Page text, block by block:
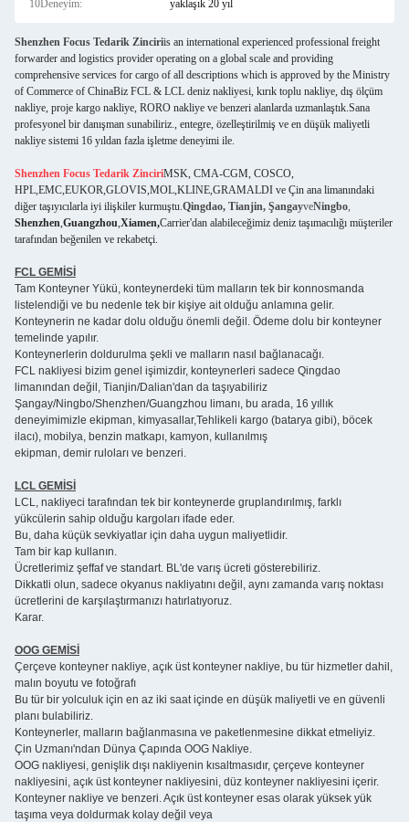
10Deneyim: yaklaşık 20 yıl
Shenzhen Focus Tedarik Zinciriis an international experienced professional freight
forwarder and logistics provider operating on a global scale and providing
comprehensive services for cargo of all descriptions which is approved by the Ministry
of Commerce of ChinaBiz FCL & LCL deniz nakliyesi, kırık toplu nakliye, dış ölçüm
nakliye, proje kargo nakliye, RORO nakliye ve benzeri alanlarda uzmanlaştık.Sana
profesyonel bir danışman sunabiliriz., entegre, özelleştirilmiş ve en düşük maliyetli
nakliye sistemi 16 yıldan fazla işletme deneyimi ile.
Shenzhen Focus Tedarik ZinciriMSK, CMA-CGM, COSCO,
HPL,EMC,EUKOR,GLOVIS,MOL,KLINE,GRAMALDI ve Çin ana limanındaki
diğer taşıyıcılarla iyi ilişkiler kurmuştu.Qingdao, Tianjin, ŞangayveNingbo,
Shenzhen,Guangzhou,Xiamen,Carrier'dan alabileceğimiz deniz taşımacılığı müşteriler
tarafından beğenilen ve rekabetçi.
FCL GEMİSİ
Tam Konteyner Yükü, konteynerdeki tüm malların tek bir konnosmanda
listelendiği ve bu nedenle tek bir kişiye ait olduğu anlamına gelir.
Konteynerin ne kadar dolu olduğu önemli değil. Ödeme dolu bir konteyner
temelinde yapılır.
Konteynerlerin doldurulma şekli ve malların nasıl bağlanacağı.
FCL nakliyesi bizim genel işimizdir, konteynerleri sadece Qingdao
limanından değil, Tianjin/Dalian'dan da taşıyabiliriz
Şangay/Ningbo/Shenzhen/Guangzhou limanı, bu arada, 16 yıllık
deneyimimizle ekipman, kimyasallar,Tehlikeli kargo (batarya gibi), böcek
ilacı), mobilya, benzin matkapı, kamyon, kullanılmış
ekipman, demir ruloları ve benzeri.
LCL GEMİSİ
LCL, nakliyeci tarafından tek bir konteynerde gruplandırılmış, farklı
yükcülerin sahip olduğu kargoları ifade eder.
Bu, daha küçük sevkiyatlar için daha uygun maliyetlidir.
Tam bir kap kullanın.
Ücretlerimiz şeffaf ve standart. BL'de varış ücreti gösterebiliriz.
Dikkatli olun, sadece okyanus nakliyatını değil, aynı zamanda varış noktası
ücretlerini de karşılaştırmanızı hatırlatıyoruz.
Karar.
OOG GEMİSİ
Çerçeve konteyner nakliye, açık üst konteyner nakliye, bu tür hizmetler dahil,
malın boyutu ve fotoğrafı
Bu tür bir yolculuk için en az iki saat içinde en düşük maliyetli ve en güvenli
planı bulabiliriz.
Konteynerler, malların bağlanmasına ve paketlenmesine dikkat etmeliyiz.
Çin Uzmanı'ndan Dünya Çapında OOG Nakliye.
OOG nakliyesi, genişlik dışı nakliyenin kısaltmasıdır, çerçeve konteyner
nakliyesini, açık üst konteyner nakliyesini, düz konteyner nakliyesini içerir.
Konteyner nakliye ve benzeri. Açık üst konteyner esas olarak yüksek yük
taşıma veya doldurmak kolay değil veya